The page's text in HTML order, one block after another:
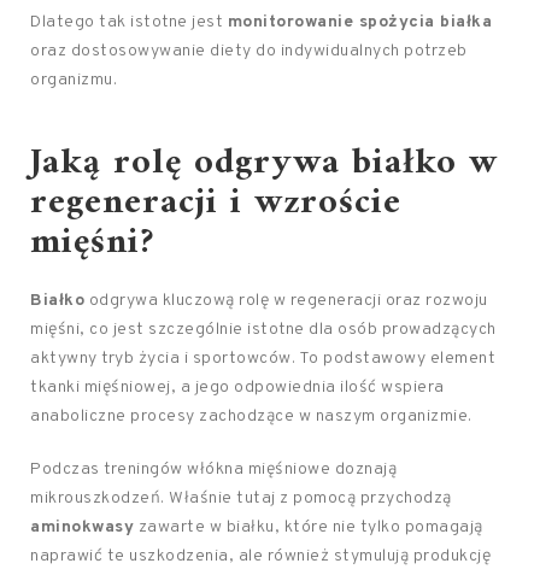
Dlatego tak istotne jest monitorowanie spożycia białka
oraz dostosowywanie diety do indywidualnych potrzeb
organizmu.
Jaką rolę odgrywa białko w
regeneracji i wzroście
mięśni?
Białko odgrywa kluczową rolę w regeneracji oraz rozwoju
mięśni, co jest szczególnie istotne dla osób prowadzących
aktywny tryb życia i sportowców. To podstawowy element
tkanki mięśniowej, a jego odpowiednia ilość wspiera
anaboliczne procesy zachodzące w naszym organizmie.
Podczas treningów włókna mięśniowe doznają
mikrouszkodzeń. Właśnie tutaj z pomocą przychodzą
aminokwasy zawarte w białku, które nie tylko pomagają
naprawić te uszkodzenia, ale również stymulują produkcję